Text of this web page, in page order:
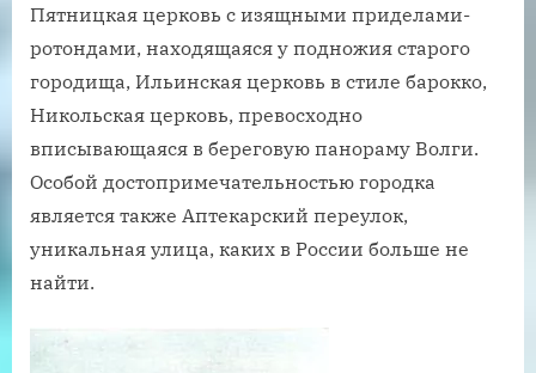
Пятницкая церковь с изящными приделами-
ротондами, находящаяся у подножия старого
городища, Ильинская церковь в стиле барокко,
Никольская церковь, превосходно
вписывающаяся в береговую панораму Волги.
Особой достопримечательностью городка
является также Аптекарский переулок,
уникальная улица, каких в России больше не
найти.